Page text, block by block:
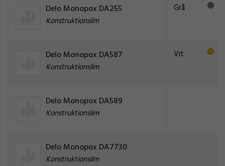
Delo Monopox DA255
Konstruktionslim
Grå
Delo Monopox DA587
Konstruktionslim
Vit
Delo Monopox DA589
Konstruktionslim
Delo Monopox DA7730
Konstruktionslim